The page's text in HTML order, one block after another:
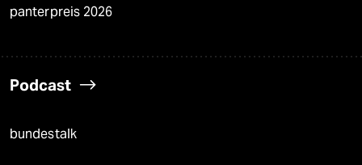
panterpreis 2026
Podcast
bundestalk